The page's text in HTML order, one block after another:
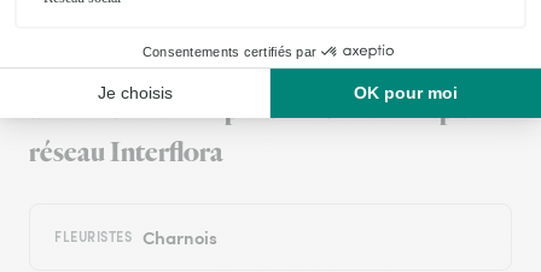
Livraison de fleurs à Fromelennes et
autour : les villes proches couvertes par le
réseau Interflora
FLEURISTES Charnois